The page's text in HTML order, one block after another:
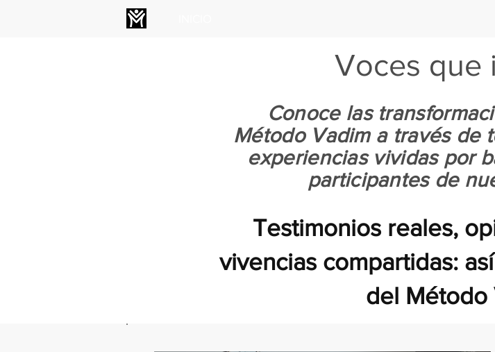
Voces que
Conoce las
Método Vadim a través de
experiencias vividas por
participantes de
Testimonios reales,
vivencias compartidas:
del Método